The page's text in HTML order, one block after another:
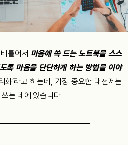
틀어서 마음에 쏙 드는 노트북을 스스
록 마음을 단단하게 하는 방법을 이야
화’라고 하는데, 가장 중요한 대전제는
는 데에 있습니다.